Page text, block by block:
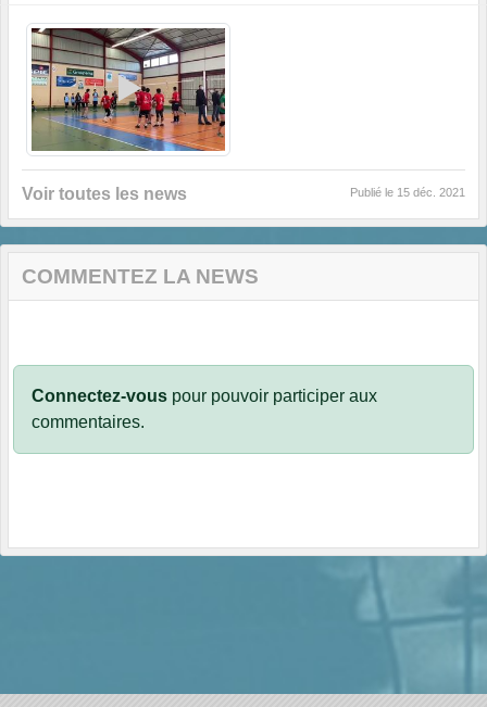
Voir toutes les news Publié le 15 déc. 2021
COMMENTEZ LA NEWS
Connectez-vous pour pouvoir participer aux
commentaires.